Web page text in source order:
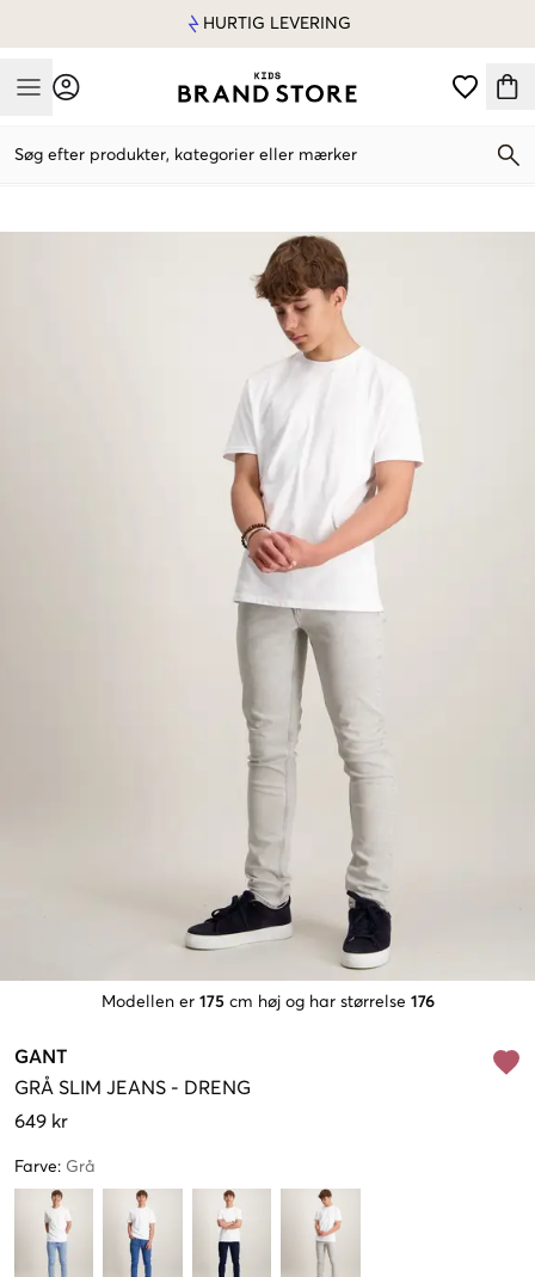
HURTIG LEVERING
Mobile Menu
Søg efter produkter, kategorier eller mærker
Modellen er 175 cm høj og har størrelse 176
GANT
GRÅ SLIM JEANS - DRENG
649 kr
Farve: Grå